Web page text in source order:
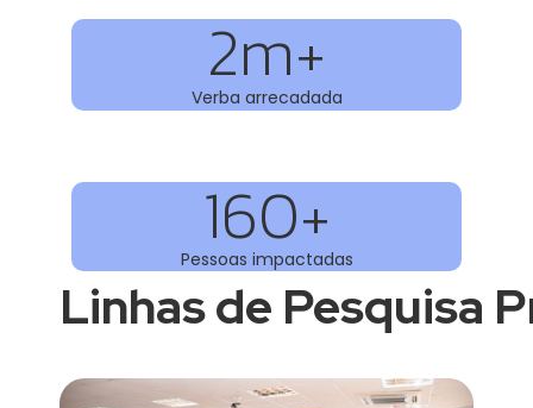
Verba arrecadada
2m+
Pessoas impactadas
160+
Linhas de Pesquisa